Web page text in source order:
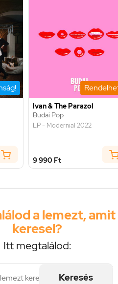
Ivan & The Parazol
Budai Pop
LP - Modernial 2022
9 990 Ft
a lemezt, amit
keresel?
Itt megtalálod:
Keresés